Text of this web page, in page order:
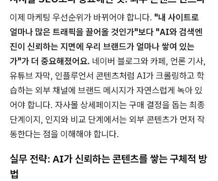
이제 마케팅 우선순위가 바뀌어야 합니다. "내 사이트로
얼마나 많은 트래픽을 끌어올 것인가"보다 "AI와 검색엔
진이 신뢰하는 지면에 우리 브랜드가 얼마나 쌓여 있는
가"가 더 중요해졌어요. 네이버 블로그와 카페, 언론 기사,
유튜브 자막, 인플루언서 콘텐츠처럼 AI가 크롤링하고 학
습하는 외부 채널에 브랜드 메시지가 자연스럽게 녹아 있
어야 합니다. 자사몰 상세페이지는 구매 결정을 돕는 최종
단계이지, 인지와 비교 단계에서는 외부 콘텐츠가 먼저 작
동한다는 점을 이해해야 합니다.
실무 전략: AI가 신뢰하는 콘텐츠를 쌓는 구체적 방
법